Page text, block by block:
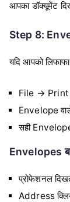
आपका डॉक्यूमेंट
Step 8:
यदि आपको
File → Print
Envelope
सही
Envelopes
प्रोफेशनल
Address